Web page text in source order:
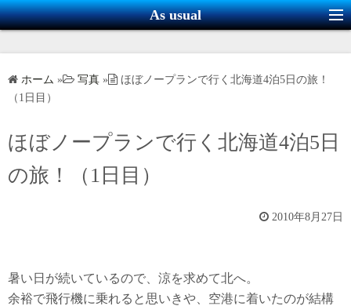
コ
ン
ス
キ
ッ
As usual
ホーム » 写真 »
ほぼノープランで行く北海道4泊5日の旅！
（1日目）
ほぼノープランで行く北海道4泊5日
の旅！（1日目）
2010年8月27日
暑い日が続いているので、涼を求めて北へ。
余裕で飛行機に乗れると思いきや、空港に着いたのが結構